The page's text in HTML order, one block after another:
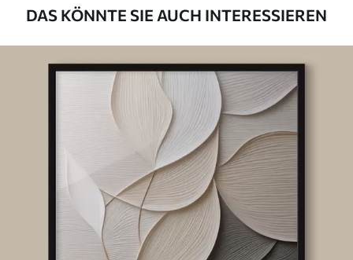
DAS KÖNNTE SIE AUCH INTERESSIEREN